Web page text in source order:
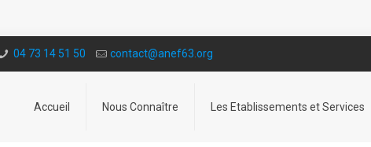
04 73 14 51 50 contact@a­nef63.org
Accueil Nous Connaître Les Etablissements et Services